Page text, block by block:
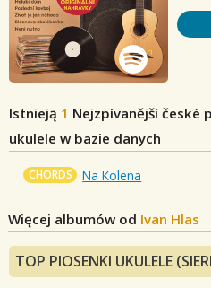
Istnieją 1 Nejzpívanější české
ukulele w bazie danych
CHORDS Na Kolena
Więcej albumów od Ivan Hlas
TOP PIOSENKI UKULELE